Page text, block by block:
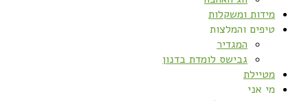
מידות ומשקלות
טיפים והמלצות
המגדיר
גבישס לומדת בדנון
מטיילת
מי אני